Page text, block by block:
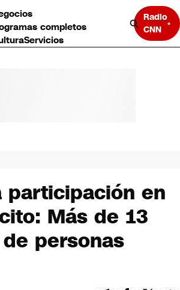
completos
Servicios
Radio
CNN
participación en
Más de 13
personas